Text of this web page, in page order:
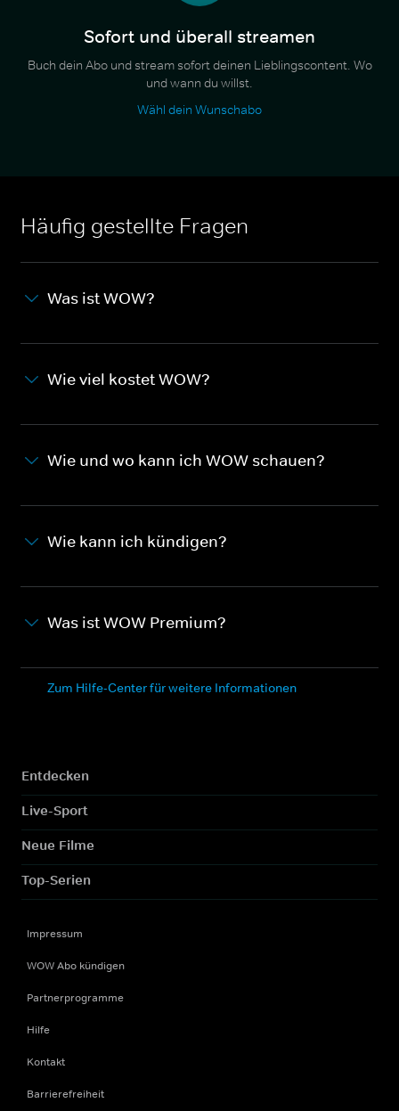
Sofort und überall streamen
Buch dein Abo und stream sofort deinen Lieblingscontent. Wo
und wann du willst.
Wähl dein Wunschabo
Häufig gestellte Fragen
Was ist WOW?
Wie viel kostet WOW?
Wie und wo kann ich WOW schauen?
Wie kann ich kündigen?
Was ist WOW Premium?
Zum Hilfe-Center für weitere Informationen
Entdecken
Live-Sport
Neue Filme
Top-Serien
Impressum
WOW Abo kündigen
Partnerprogramme
Hilfe
Kontakt
Barrierefreiheit